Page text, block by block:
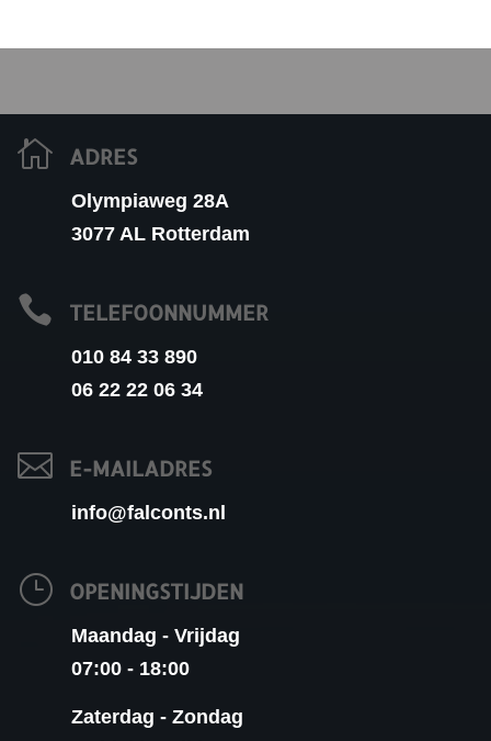
 ADRES
Olympiaweg 28A
3077 AL Rotterdam
 TELEFOONNUMMER
010 84 33 890
06 22 22 06 34
 E-MAILADRES
info@falconts.nl
} OPENINGSTIJDEN
Maandag - Vrijdag
07:00 - 18:00
Zaterdag - Zondag